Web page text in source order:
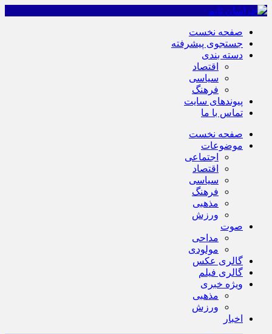
صفحه نخست
جستجوی پیشرفته
دسته بندی
اقتصاد
سیاسی
فرهنگ
پیوندهای سایت
تماس با ما
صفحه نخست
موضوعات
اجتماعی
اقتصاد
سیاسی
فرهنگ
مذهبی
ورزش
صوت
مداحی
مولودی
گالری عکس
گالری فیلم
ویژه خبری
مذهبی
ورزش
اخبار